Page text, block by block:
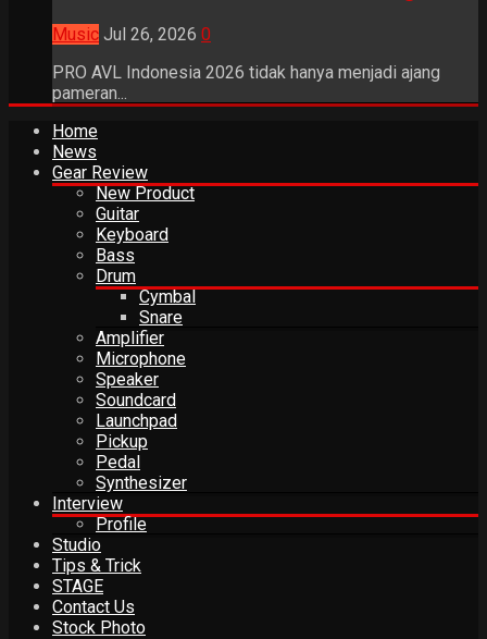
Music Jul 26, 2026 0
PRO AVL Indonesia 2026 tidak hanya menjadi ajang
pameran...
Home
News
Gear Review
New Product
Guitar
Keyboard
Bass
Drum
Cymbal
Snare
Amplifier
Microphone
Speaker
Soundcard
Launchpad
Pickup
Pedal
Synthesizer
Interview
Profile
Studio
Tips & Trick
STAGE
Contact Us
Stock Photo